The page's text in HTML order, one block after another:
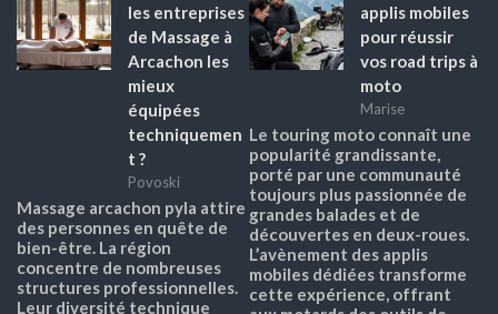
les entreprises
de Massage à
Arcachon les
mieux
équipées
techniquemen
t ?
Povoski
Massage arcachon pyla attire
des personnes en quête de
bien-être. La région
concentre de nombreuses
structures professionnelles.
Leur diversité technique
applis mobiles
pour réussir
vos road trips à
moto
Marise
Le touring moto connaît une
popularité grandissante,
porté par une communauté
toujours plus passionnée de
grandes balades et de
découvertes en deux-roues.
L’avènement des applis
mobiles dédiées transforme
cette expérience, offrant